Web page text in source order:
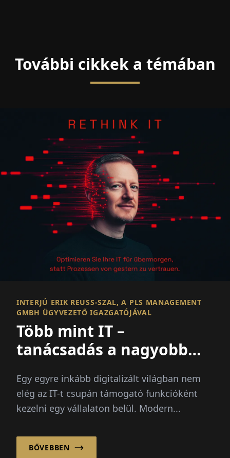
További cikkek a témában
INTERJÚ ERIK REUSS-SZAL, A PLS MANAGEMENT G
MBH ÜGYVEZETŐ IGAZGATÓJÁVAL
Több mint IT –
tanácsadás a nagyobb
Egy egyre inkább digitalizált világban nem
elég az IT-t csupán támogató funkcióként
kezelni egy vállalaton belül. Modern...
BŐVEBBEN